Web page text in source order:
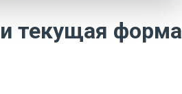
текущая форма